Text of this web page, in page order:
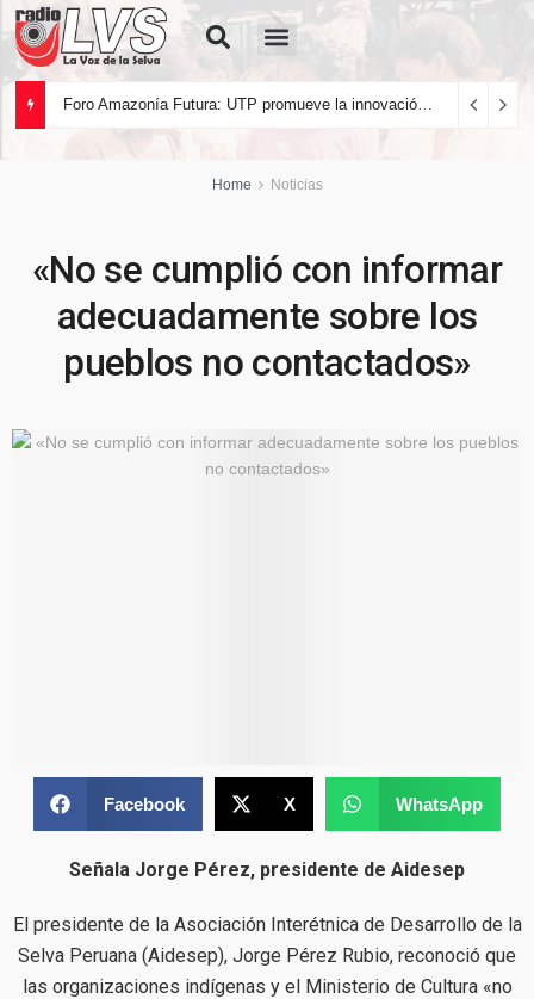
Home Noticias
«No se cumplió con informar
adecuadamente sobre los
pueblos no contactados»
Facebook X WhatsApp
Señala Jorge Pérez, presidente de Aidesep
El presidente de la Asociación Interétnica de Desarrollo de la
Selva Peruana (Aidesep), Jorge Pérez Rubio, reconoció que
las organizaciones indígenas y el Ministerio de Cultura «no